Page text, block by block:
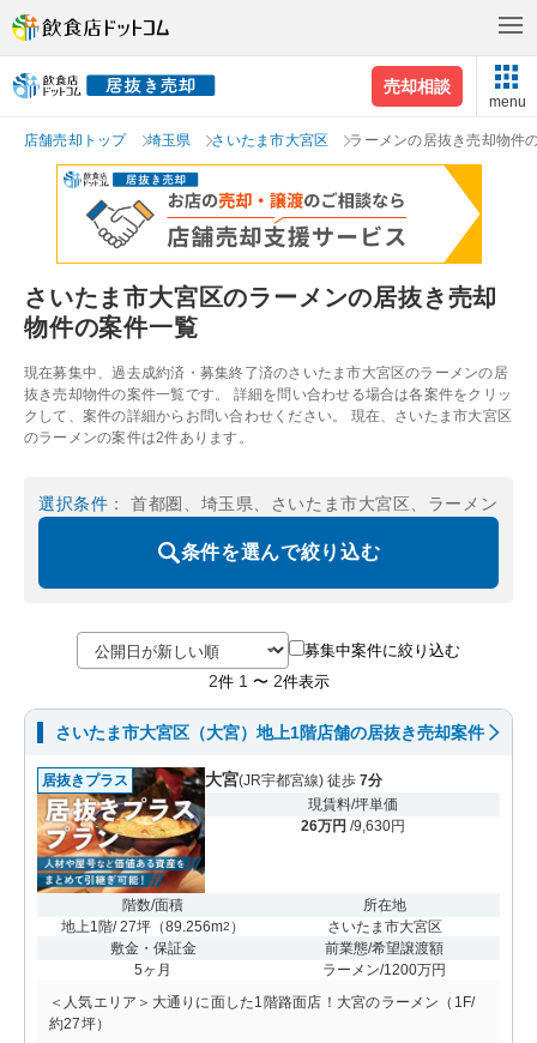
売却相談
menu
店舗売却トップ 埼玉県 さいたま市大宮区 ラーメンの居抜き売却物件
さいたま市大宮区のラーメンの居抜き売却
物件の案件一覧
現在募集中、過去成約済・募集終了済のさいたま市大宮区のラーメンの居
抜き売却物件の案件一覧です。 詳細を問い合わせる場合は各案件をクリッ
クして、案件の詳細からお問い合わせください。 現在、さいたま市大宮区
のラーメンの案件は2件あります。
選択条件 ： 首都圏、埼玉県、さいたま市大宮区、ラーメン
条件を選んで絞り込む
募集中案件に絞り込む
2件 1 〜 2件表示
さいたま市大宮区（大宮）地上1階店舗の居抜き売却案件
居抜きプラス 大宮(JR宇都宮線) 徒歩 7分
現賃料/坪単価
26万円 /9,630円
階数/面積
地上1階/ 27坪 （89.256m2 ）
所在地
さいたま市大宮区
敷金・保証金
5ヶ月
前業態/希望譲渡額
ラーメン/1200万円
＜人気エリア＞大通りに面した1階路面店！大宮のラーメン（1F/
約27坪）